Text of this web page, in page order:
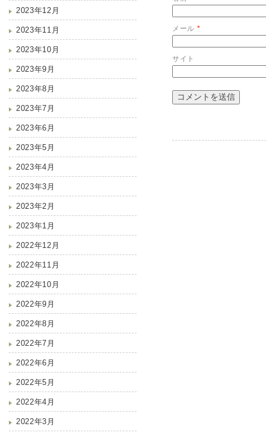
2023年12月
2023年11月
2023年10月
2023年9月
2023年8月
2023年7月
2023年6月
2023年5月
2023年4月
2023年3月
2023年2月
2023年1月
2022年12月
2022年11月
2022年10月
2022年9月
2022年8月
2022年7月
2022年6月
2022年5月
2022年4月
2022年3月
メール *
サイト